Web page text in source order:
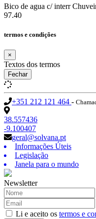
Bico de agua c/ interr
97.40
termos e condições
×
Textos dos termos
Fechar
+351 212 121 464 -
38.557436
-9.100407
geral@solvana.pt
Informações Úteis
Legislação
Janela para o mundo
Newsletter
Li e aceito os termos e